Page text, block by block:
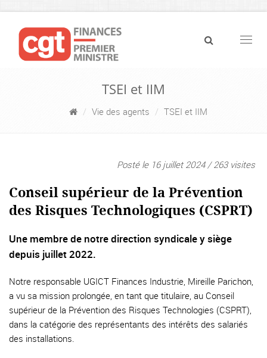
TSEI et IIM
Vie des agents TSEI et IIM
Posté le 16 juillet 2024 / 263 visites
Conseil supérieur de la Prévention
des Risques Technologiques (CSPRT)
Une membre de notre direction syndicale y siège
depuis juillet 2022.
Notre responsable UGICT Finances Industrie, Mireille Parichon,
a vu sa mission prolongée, en tant que titulaire, au Conseil
supérieur de la Prévention des Risques Technologies (CSPRT),
dans la catégorie des représentants des intérêts des salariés
des installations.